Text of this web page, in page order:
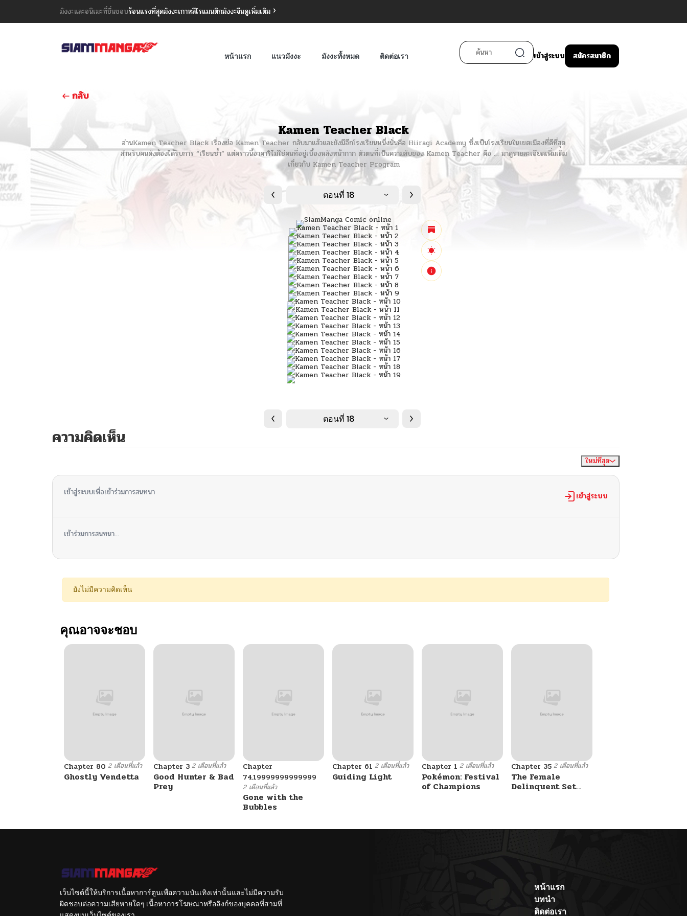
มังงะและอนิเมะที่ชื่นชอบร้อนแรงที่สุดมังงะเกาหลีโรแมนติกมังงะจีนดูเพิ่มเติม
หน้าแรก แนวมังงะ มังงะทั้งหมด ติดต่อเรา เข้าสู่ระบบ สมัครสมาชิก
กลับ
Kamen Teacher Black
อ่านKamen Teacher Black เรื่องย่อ Kamen Teacher กลับมาแล้วและยังมีอีกโรงเรียนหนึ่งนั่นคือ Hiiragi Academy ซึ่งเป็นโรงเรียนในเขตเมืองที่ดีที่สุด
สำหรับคนดังต้องได้รับการ “เรียนซ้ำ” แต่คราวนี้อาคาริไม่ใช่คนที่อยู่เบื้องหลังหน้ากาก ตัวตนที่เป็นความลับของ Kamen Teacher คือ … มาดูรายละเอียดเพิ่มเติม
เกี่ยวกับ Kamen Teacher Program
ตอนที่ 18
ตอนที่ 18
ความคิดเห็น
ใหม่ที่สุด
เข้าสู่ระบบเพื่อเข้าร่วมการสนทนา เข้าสู่ระบบ
เข้าร่วมการสนทนา...
ยังไม่มีความคิดเห็น
คุณอาจจะชอบ
Chapter 80 2 เดือนที่แล้ว
Ghostly Vendetta
Chapter 3 2 เดือนที่แล้ว
Good Hunter & Bad
Prey
Chapter
74.19999999999999
2 เดือนที่แล้ว
Gone with the
Bubbles
Chapter 61 2 เดือนที่แล้ว
Guiding Light
Chapter 1 2 เดือนที่แล้ว
Pokémon: Festival
of Champions
Chapter 35 2 เดือนที่แล้ว
The Female
Delinquent Set
เว็บไซต์นี้ให้บริการเนื้อหาการ์ตูนเพื่อความบันเทิงเท่านั้นและไม่มีความรับ
ผิดชอบต่อความเสียหายใดๆ เนื้อหาการโฆษณาหรือลิงก์ของบุคคลที่สามที่
หน้าแรก
บทนำ
ติดต่อเรา